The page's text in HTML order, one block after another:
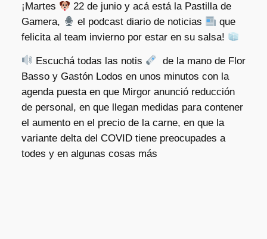
¡Martes
22 de junio y acá está la Pastilla de
Gamera,
el podcast diario de noticias
que
felicita al team invierno por estar en su salsa!
Escuchá todas las notis
de la mano de Flor
Basso y Gastón Lodos en unos minutos con la
agenda puesta en que Mirgor anunció reducción
de personal, en que llegan medidas para contener
el aumento en el precio de la carne, en que la
variante delta del COVID tiene preocupades a
todes y en algunas cosas más